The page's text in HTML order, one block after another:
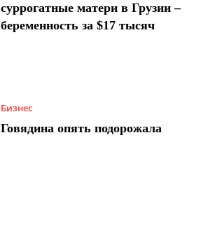
суррогатные матери в Грузии –
беременность за $17 тысяч
Бизнес
Говядина опять подорожала